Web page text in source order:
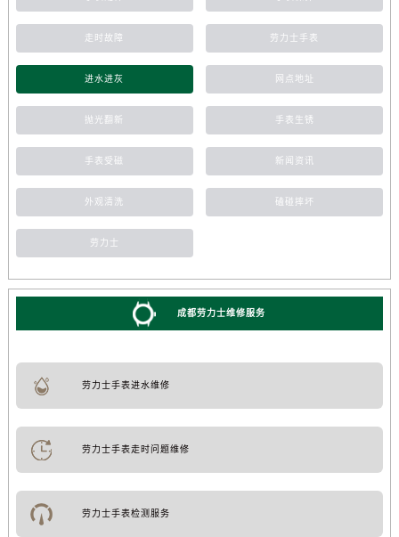
走时故障 劳力士手表
进水进灰 网点地址
抛光翻新 手表生锈
手表受磁 新闻资讯
外观清洗 磕碰摔坏
劳力士
成都劳力士维修服务
劳力士手表进水维修
劳力士手表走时问题维修
劳力士手表检测服务